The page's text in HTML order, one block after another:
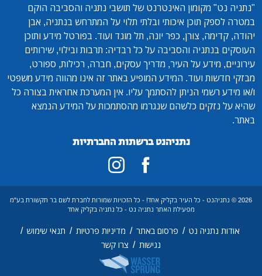
"נתניה נט" מקומון האינטרנט של תושבי נתניה והסביבה הוקם
במטרה לספק תוכן איכותי ובלתי תלוי על המתרחש בנתניה, אבן
יהודה, קדימה, צורן, כפר יונה, תל מונד ועוד. בפורטל מידע ותוכן
העוסקים בנתניה והסביבה על כל רבדיה: תרבות ובילוי, שירותים
עירוניים, מידע על העיר, מדריך עסקים, חברה, רכילות, ספורט,
מבזקי חדשות ועוד. המידע המופיע באתר זה אינו מהווה מידע משפטי
ו/או מידע רשמי הניתן להסתמך עליו. אין המערכת אחראית בצורה כל
שהיא על נזקים כלשהם שנגרמו מהסתמכות על המידע הנמצא
באתר.
נתניהנט ברשתות החברתיות
2026 © נתניהנט - כל העיר בקליק אחד! - כל הזכויות שמורות לחברת לשם בר תקשורת בע"מ
מפעילת האתר נתניה נט - כל נתניה בקליק אחד
אודות נתניה נט / פרסום באתר / מדיניות פרטיות / תנאי שימוש /
נגישות / צרו קשר